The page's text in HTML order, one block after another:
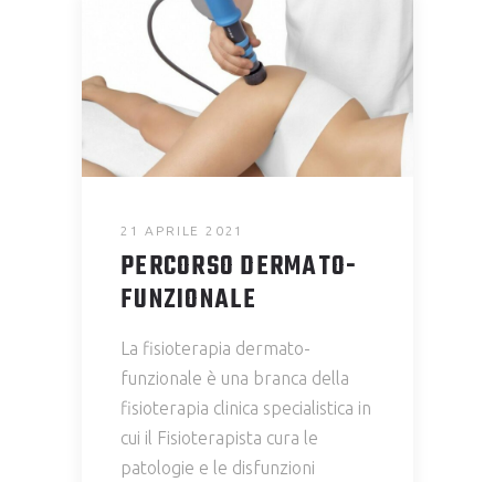
21 APRILE 2021
PERCORSO DERMATO-
FUNZIONALE
La fisioterapia dermato-
funzionale è una branca della
fisioterapia clinica specialistica in
cui il Fisioterapista cura le
patologie e le disfunzioni